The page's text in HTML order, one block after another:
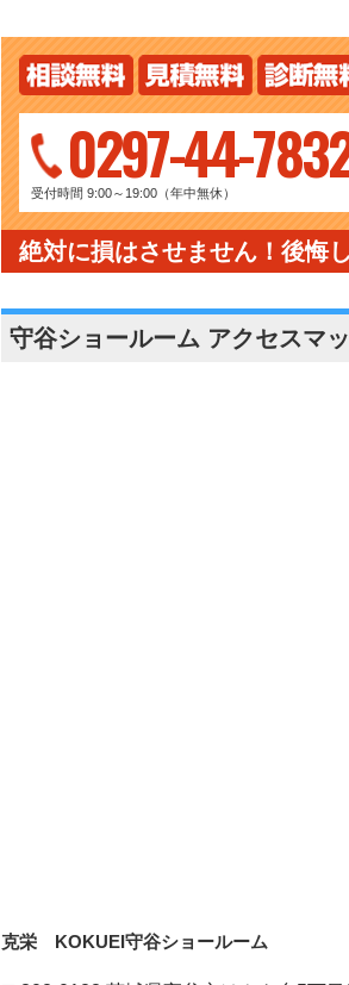
0297-44-
受付時間 9:00～19:00（年中無休）
絶対に損はさせません！後悔
守谷ショールーム アクセスマ
克栄 KOKUEI守谷ショールーム